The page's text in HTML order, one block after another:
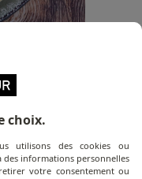
choix.
utilisons des cookies ou
des informations personnelles
votre consentement ou